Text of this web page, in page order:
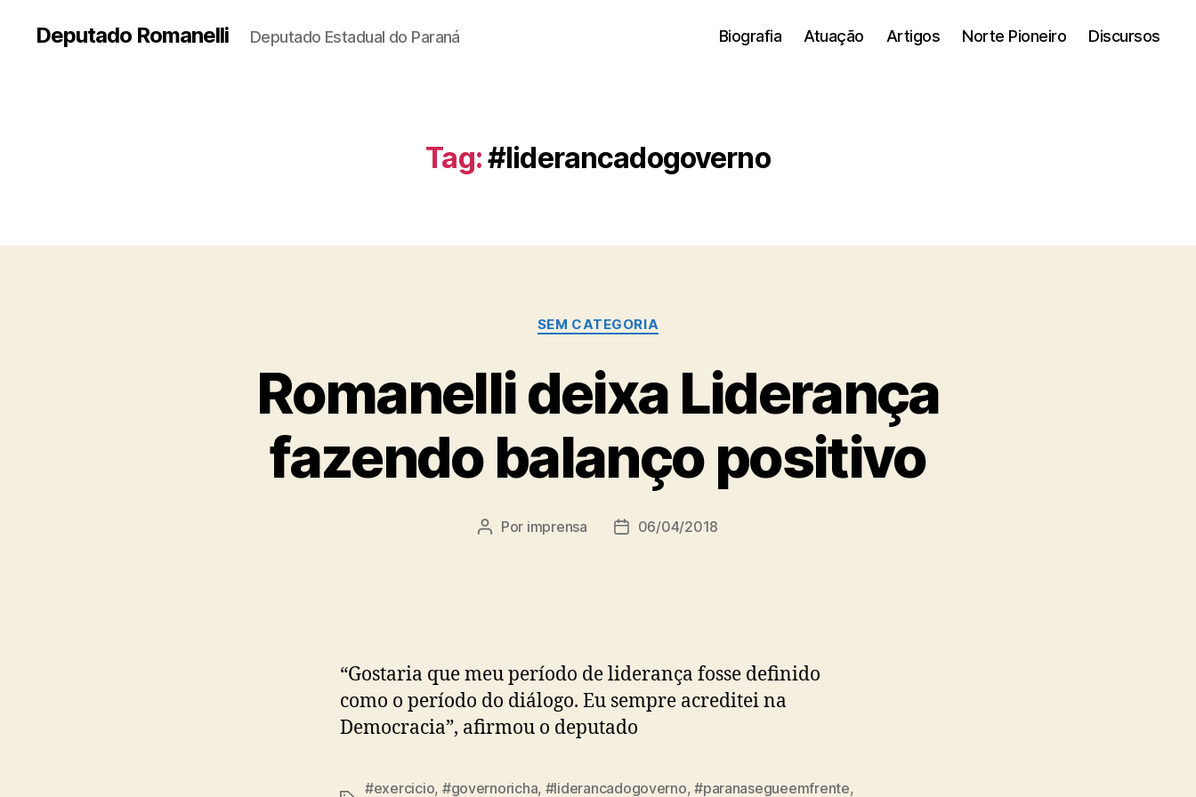
Deputado Romanelli Deputado Estadual do Paraná Biografia Atuação Artigos Norte Pioneiro Discursos
Tag:#liderancadogoverno
Categorias
SEM CATEGORIA
Romanelli deixa Liderança
fazendo balanço positivo
Autor
Por imprensa
Data06/04/2018
“Gostaria que meu período de liderança fosse definido
como o período do diálogo. Eu sempre acreditei na
Democracia”, afirmou o deputado
#exercicio, #governoricha, #liderancadogoverno,#paranasegueemfrente,